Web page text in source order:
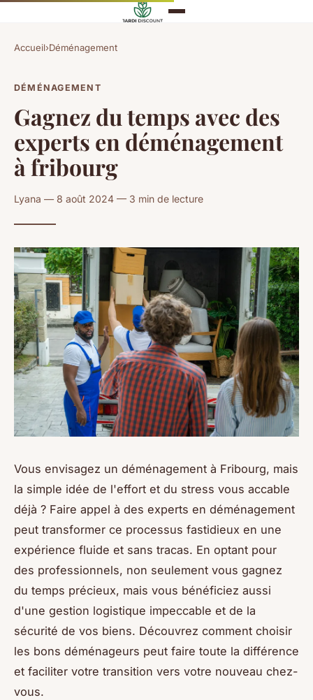
Accueil›Déménagement
DÉMÉNAGEMENT
Gagnez du temps avec des
experts en déménagement
à fribourg
Lyana — 8 août 2024 — 3 min de lecture
Vous envisagez un déménagement à Fribourg, mais
la simple idée de l'effort et du stress vous accable
déjà ? Faire appel à des experts en déménagement
peut transformer ce processus fastidieux en une
expérience fluide et sans tracas. En optant pour
des professionnels, non seulement vous gagnez
du temps précieux, mais vous bénéficiez aussi
d'une gestion logistique impeccable et de la
sécurité de vos biens. Découvrez comment choisir
les bons déménageurs peut faire toute la différence
et faciliter votre transition vers votre nouveau chez-
vous.